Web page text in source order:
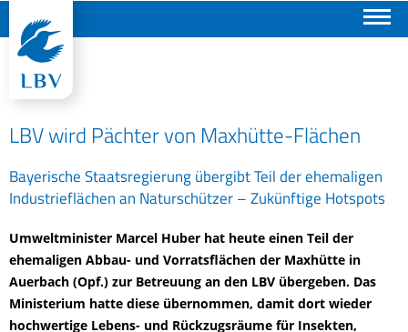
LBV wird Pächter von Maxhütte-Flächen
Bayerische Staatsregierung übergibt Teil der ehemaligen
Industrieflächen an Naturschützer – Zukünftige Hotspots
Umweltminister Marcel Huber hat heute einen Teil der
ehemaligen Abbau- und Vorratsflächen der Maxhütte in
Auerbach (Opf.) zur Betreuung an den LBV übergeben. Das
Ministerium hatte diese übernommen, damit dort wieder
hochwertige Lebens- und Rückzugsräume für Insekten,